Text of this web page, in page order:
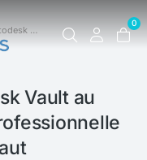
0
…
Vault au